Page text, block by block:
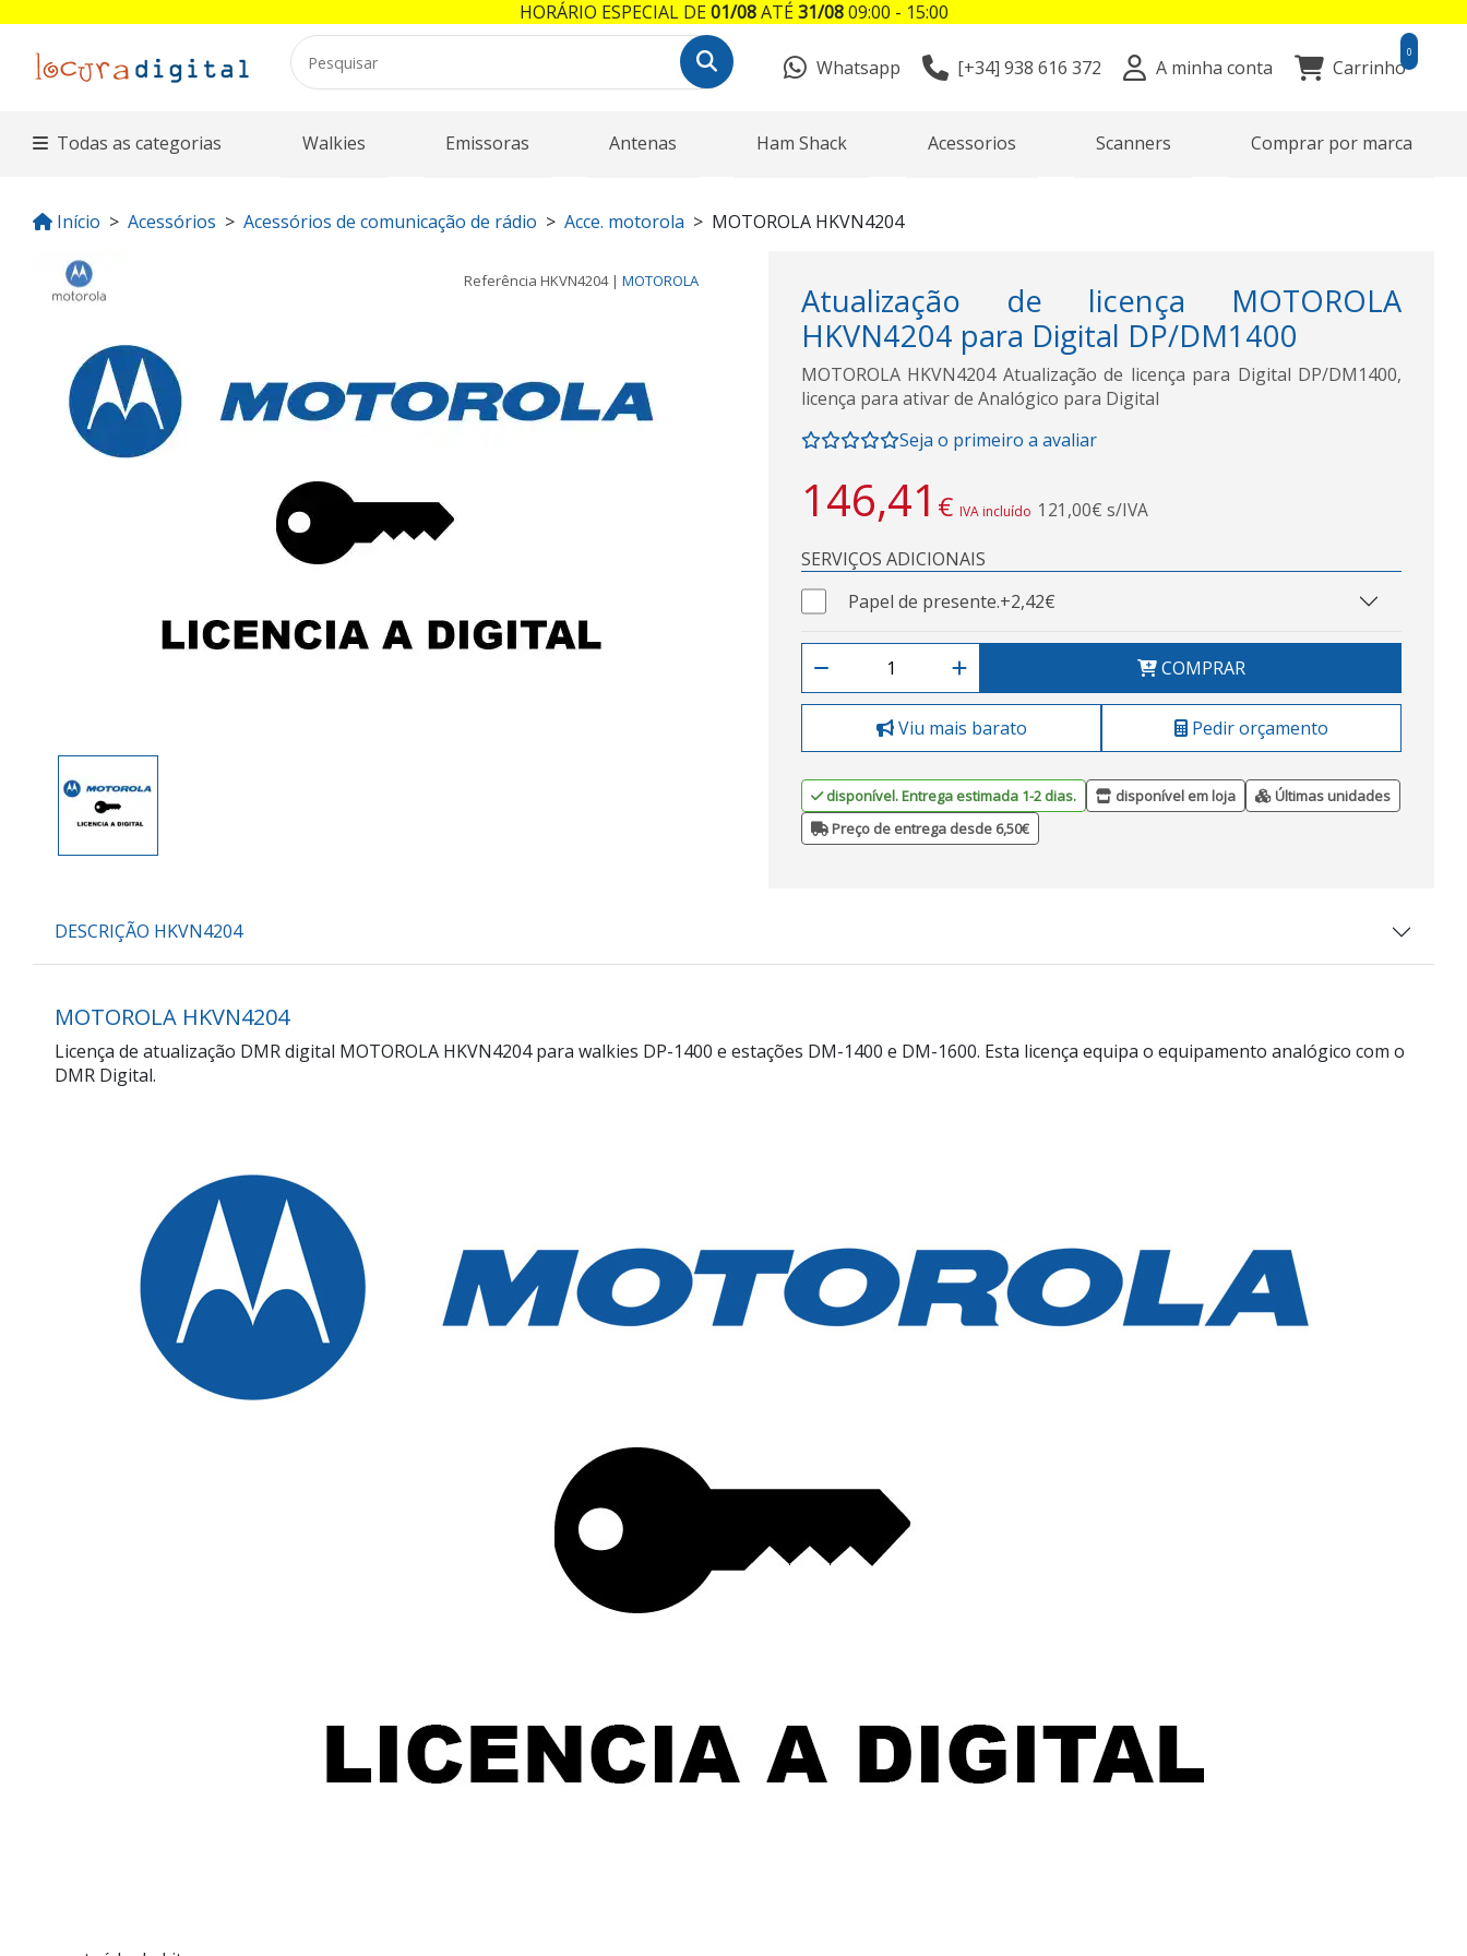
Whatsapp [+34] 938 616 372 A minha conta Carrinho
0
Todas as categorias Walkies Emissoras Antenas Ham Shack Acessorios Scanners Comprar por marca
Início Acessórios Acessórios de comunicação de rádio Acce. motorola MOTOROLA HKVN4204
Referência HKVN4204| MOTOROLA
Atualização de licença MOTOROLA
HKVN4204 para Digital DP/DM1400
MOTOROLA HKVN4204 Atualização de licença para Digital DP/DM1400,
licença para ativar de Analógico para Digital
Seja o primeiro a avaliar
146,41 € IVA incluído 121,00€ s/IVA
SERVIÇOS ADICIONAIS
Papel de presente.+2,42€
COMPRAR
Viu mais barato Pedir orçamento
disponível. Entrega estimada 1-2 dias. disponível em loja
Últimas unidades
Preço de entrega desde 6,50€
DESCRIÇÃO HKVN4204
MOTOROLA HKVN4204
Licença de atualização DMR digital MOTOROLA HKVN4204 para walkies DP-1400 e estações DM-1400 e DM-1600. Esta licença equipa o equipamento analógico com o
DMR Digital.
HORÁRIO ESPECIAL DE01/08ATÉ31/0809:00 - 15:00